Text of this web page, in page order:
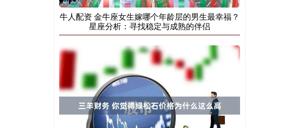
牛人配资 金牛座女生嫁哪个年龄层的男生最幸福？
星座分析：寻找稳定与成熟的伴侣